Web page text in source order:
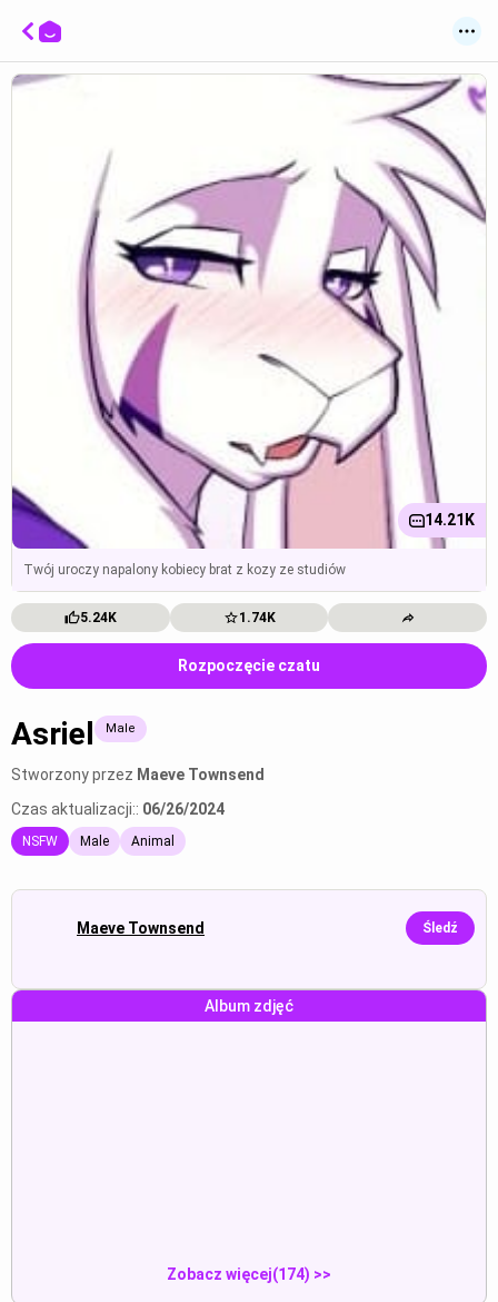
14.21K
Twój uroczy napalony kobiecy brat z kozy ze studiów
5.24K 1.74K
Rozpoczęcie czatu
Asriel Male
Stworzony przez Maeve Townsend
Czas aktualizacji:: 06/26/2024
NSFW Male Animal
Maeve Townsend Śledź
Album zdjęć
Zobacz więcej(174) >>